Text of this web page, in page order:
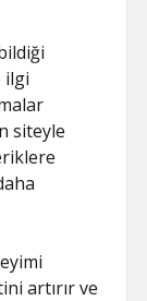
ilgi
siteyle
artırır ve